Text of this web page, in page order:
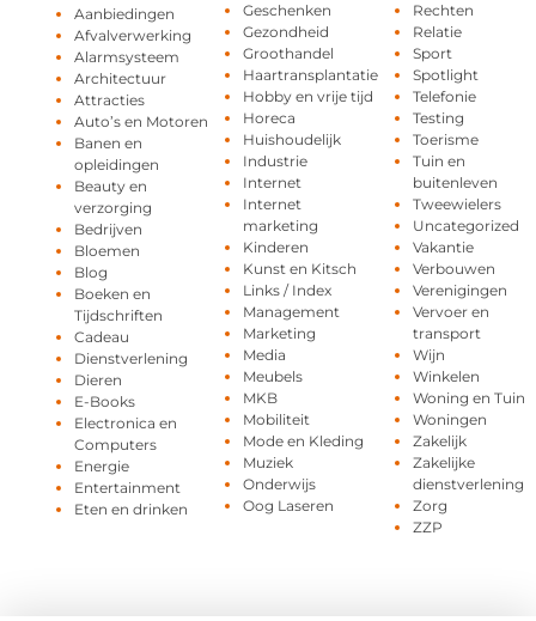
Aanbiedingen
Afvalverwerking
Alarmsysteem
Architectuur
Attracties
Auto’s en Motoren
Banen en
opleidingen
Beauty en
verzorging
Bedrijven
Bloemen
Blog
Boeken en
Tijdschriften
Cadeau
Dienstverlening
Dieren
E-Books
Electronica en
Computers
Energie
Entertainment
Eten en drinken
Geschenken
Gezondheid
Groothandel
Haartransplantatie
Hobby en vrije tijd
Horeca
Huishoudelijk
Industrie
Internet
Internet
marketing
Kinderen
Kunst en Kitsch
Links / Index
Management
Marketing
Media
Meubels
MKB
Mobiliteit
Mode en Kleding
Muziek
Onderwijs
Oog Laseren
Rechten
Relatie
Sport
Spotlight
Telefonie
Testing
Toerisme
Tuin en
buitenleven
Tweewielers
Uncategorized
Vakantie
Verbouwen
Verenigingen
Vervoer en
transport
Wijn
Winkelen
Woning en Tuin
Woningen
Zakelijk
Zakelijke
dienstverlening
Zorg
ZZP